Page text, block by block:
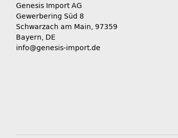
Genesis Import AG
Gewerbering Süd 8
Schwarzach am Main, 97359
Bayern, DE
info@genesis-import.de